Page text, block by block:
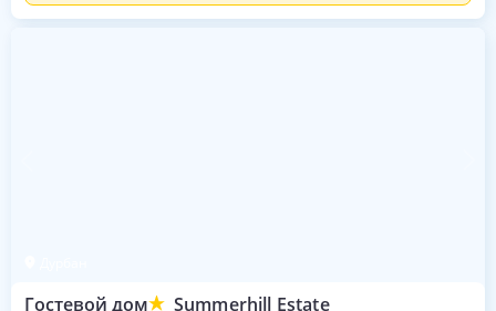
Гостевой дом Summerhill Estate